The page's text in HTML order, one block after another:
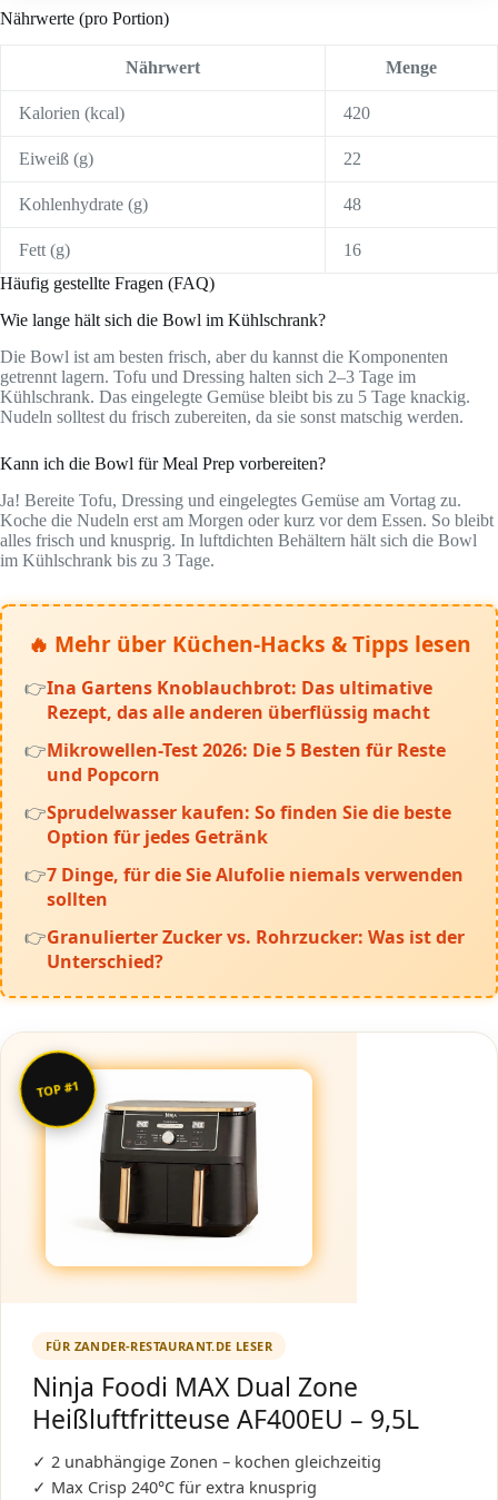
Nährwerte (pro Portion)
Nährwert Menge
Kalorien (kcal) 420
Eiweiß (g) 22
Kohlenhydrate (g) 48
Fett (g)
16
Häufig gestellte Fragen (FAQ)
Wie lange hält sich die Bowl im Kühlschrank?
Die Bowl ist am besten frisch, aber du kannst die Komponenten
getrennt lagern. Tofu und Dressing halten sich 2–3 Tage im
Kühlschrank. Das eingelegte Gemüse bleibt bis zu 5 Tage knackig.
Nudeln solltest du frisch zubereiten, da sie sonst matschig werden.
Kann ich die Bowl für Meal Prep vorbereiten?
Ja! Bereite Tofu, Dressing und eingelegtes Gemüse am Vortag zu.
Koche die Nudeln erst am Morgen oder kurz vor dem Essen. So bleibt
alles frisch und knusprig. In luftdichten Behältern hält sich die Bowl
im Kühlschrank bis zu 3 Tage.
🔥 Mehr über Küchen-Hacks & Tipps lesen
Ina Gartens Knoblauchbrot: Das ultimative
Rezept, das alle anderen überflüssig macht
Mikrowellen-Test 2026: Die 5 Besten für Reste
und Popcorn
Sprudelwasser kaufen: So finden Sie die beste
Option für jedes Getränk
7 Dinge, für die Sie Alufolie niemals verwenden
sollten
Granulierter Zucker vs. Rohrzucker: Was ist der
Unterschied?
TOP #1
FÜR ZANDER-RESTAURANT.DE LESER
Ninja Foodi MAX Dual Zone
Heißluftfritteuse AF400EU – 9,5L
✓ 2 unabhängige Zonen – kochen gleichzeitig
✓ Max Crisp 240°C für extra knusprig